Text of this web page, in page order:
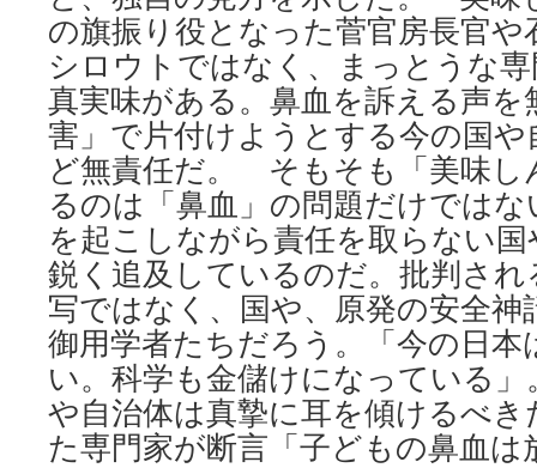
の旗振り役となった菅官房長官
シロウトではなく、まっとうな
真実味がある。鼻血を訴える声を
害」で片付けようとする今の国
ど無責任だ。 そもそも「美味し
るのは「鼻血」の問題だけでは
を起こしながら責任を取らない
鋭く追及しているのだ。批判さ
写ではなく、国や、原発の安全
御用学者たちだろう。「今の日本
い。科学も金儲けになっている
や自治体は真摯に耳を傾けるべき
た専門家が断言「子どもの鼻血は